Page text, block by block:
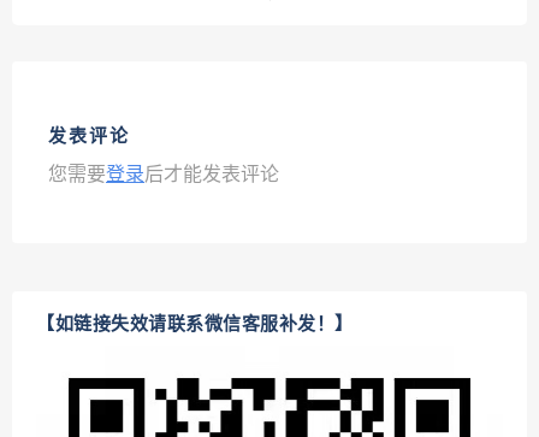
发表评论
您需要登录后才能发表评论
【如链接失效请联系微信客服补发！】